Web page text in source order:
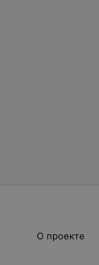
О проекте